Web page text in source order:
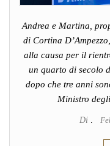
Andrea e Martina,
di Cortina
alla causa per il
un quarto di secolo
dopo che tre anni
Ministro
Di